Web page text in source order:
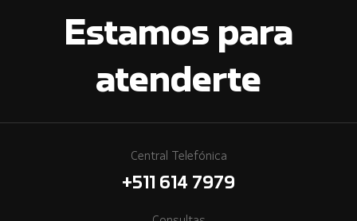
Estamos para
atenderte
Central Telefónica
+511 614 7979